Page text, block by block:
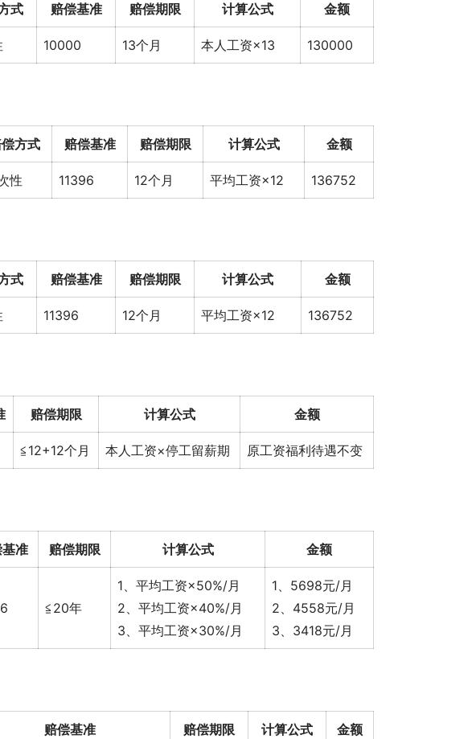
式 赔偿基准 赔偿期限 计算公式 金额
10000 13个月 本人工资×13 130000
方式 赔偿基准 赔偿期限 计算公式 金额
性 11396 12个月 平均工资×12 136752
式 赔偿基准 赔偿期限 计算公式 金额
11396 12个月 平均工资×12 136752
赔偿期限 计算公式 金额
≦12+12个月 本人工资×停工留薪期 原工资福利待遇不变
准 赔偿期限 计算公式 金额
≦20年
1、平均工资×50%/月
2、平均工资×40%/月
3、平均工资×30%/月
1、5698元/月
2、4558元/月
3、3418元/月
赔偿基准 赔偿期限 计算公式 金额